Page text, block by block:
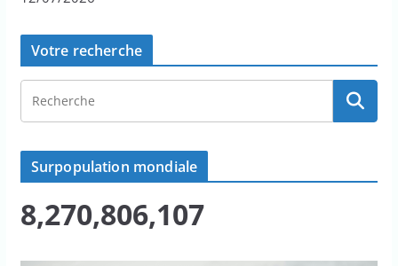
Votre recherche
Surpopulation mondiale
8,270,806,107